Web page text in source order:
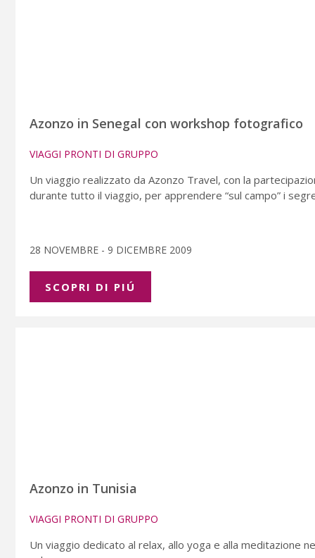
Azonzo in Senegal con workshop fotografico
VIAGGI PRONTI DI GRUPPO
Un viaggio realizzato da Azonzo Travel, con la
durante tutto il viaggio, per apprendere “sul campo” i
28 NOVEMBRE - 9 DICEMBRE 2009
SCOPRI DI PIÚ
Azonzo in Tunisia
VIAGGI PRONTI DI GRUPPO
Un viaggio dedicato al relax, allo yoga e alla meditazione